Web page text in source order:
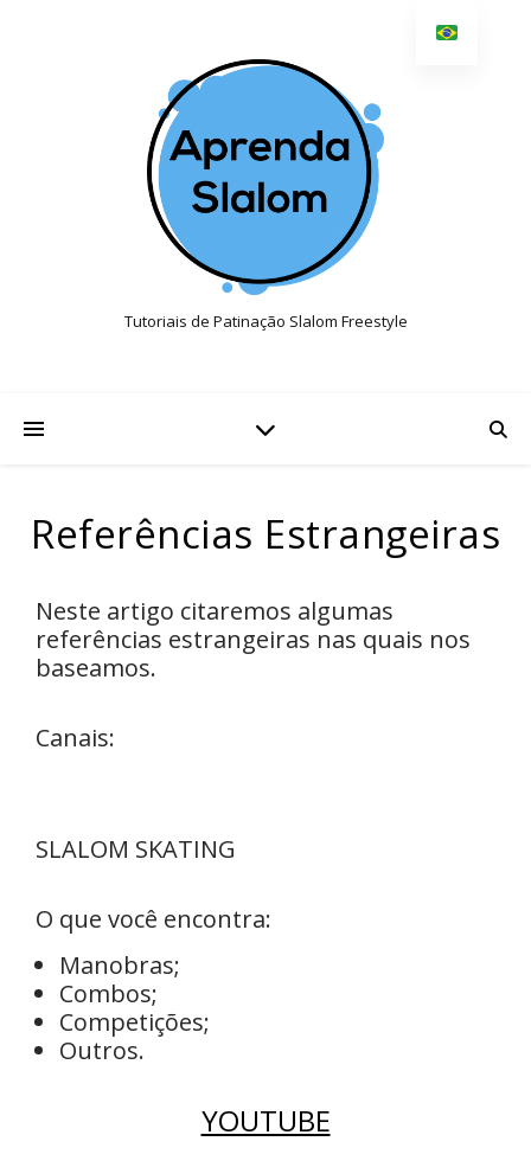
Tutoriais de Patinação Slalom Freestyle
Referências Estrangeiras
Neste artigo citaremos algumas
referências estrangeiras nas quais nos
baseamos.
Canais:
SLALOM SKATING
O que você encontra:
Manobras;
Combos;
Competições;
Outros.
YOUTUBE